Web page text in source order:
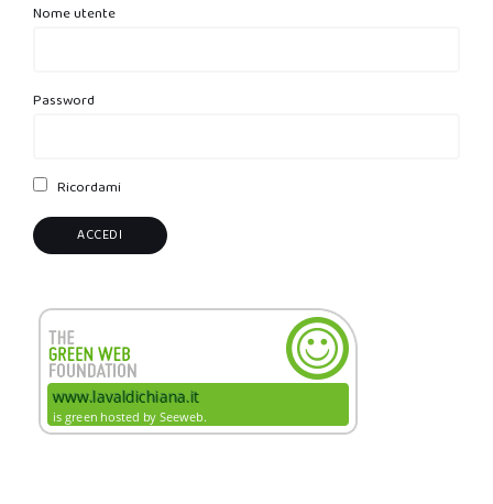
Nome utente
Password
Ricordami